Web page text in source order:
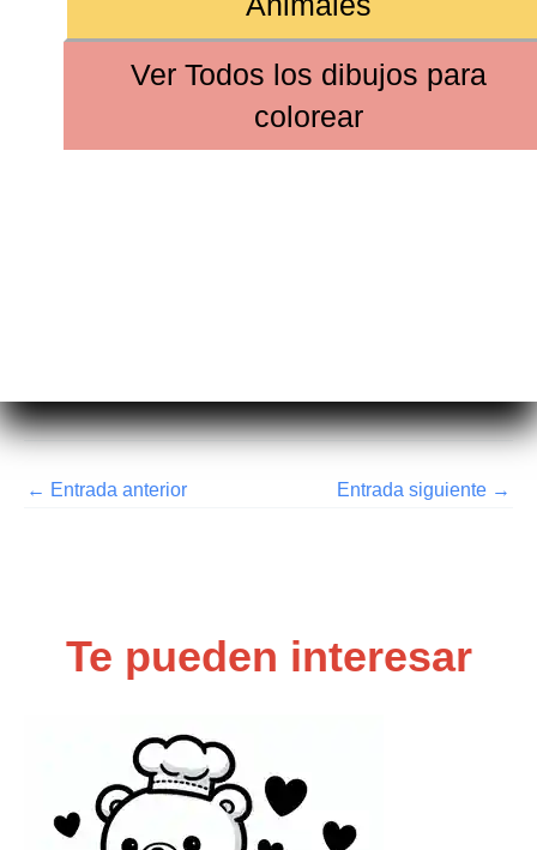
Ver Todos los dibujos para
colorear
← Entrada anterior Entrada siguiente →
Te pueden interesar